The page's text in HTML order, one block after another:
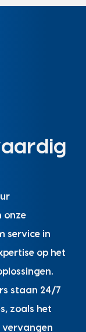
onze
service in
op het
staan 24/7
zoals het
vervangen